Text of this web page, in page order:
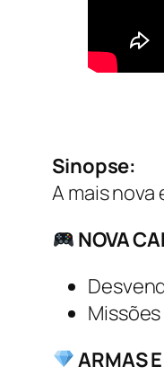
Sinopse:
A mais
NOVA
ARMAS